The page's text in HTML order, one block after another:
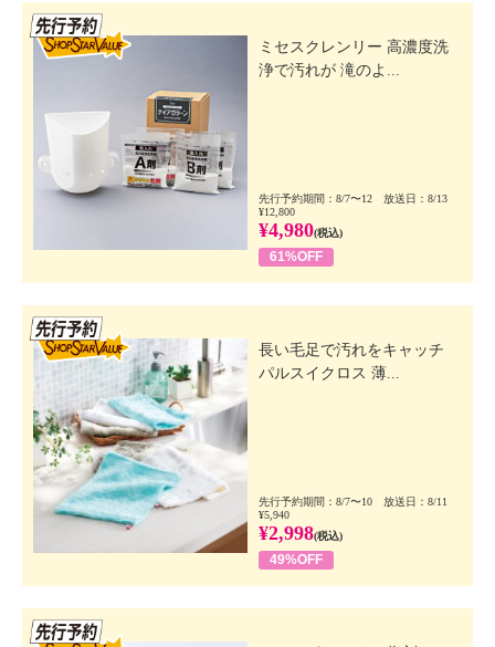
ミセスクレンリー 高濃度洗
浄で汚れが 滝のよ...
先行予約期間：8/7〜12 放送日：8/13
¥12,800
¥4,980(税込)
61%OFF
長い毛足で汚れをキャッチ
パルスイクロス 薄...
先行予約期間：8/7〜10 放送日：8/11
¥5,940
¥2,998(税込)
49%OFF